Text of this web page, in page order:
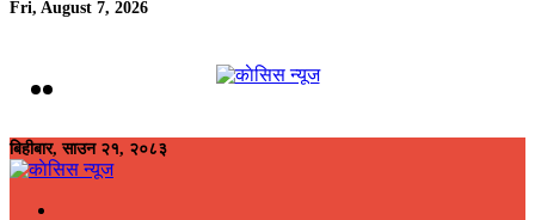
Fri, August 7, 2026
बिहीबार, साउन २१, २०८३